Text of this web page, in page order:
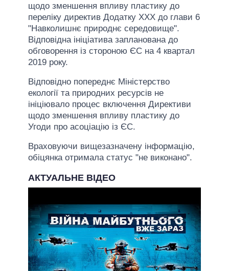
щодо зменшення впливу пластику до
переліку директив Додатку ХХХ до глави 6
"Навколишнє природнє середовище".
Відповідна ініціатива запланована до
обговорення із стороною ЄС на 4 квартал
2019 року.
Відповідно попереднє Міністерство
екології та природних ресурсів не
ініціювало процес включення Директиви
щодо зменшення впливу пластику до
Угоди про асоціацію із ЄС.
Враховуючи вищезазначену інформацію,
обіцянка отримала статус "не виконано".
АКТУАЛЬНЕ ВІДЕО